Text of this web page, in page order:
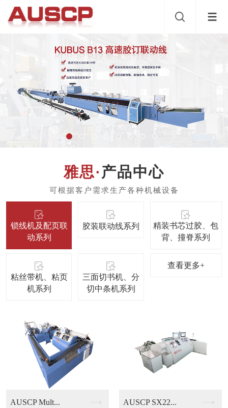
产品中心
锁线机及配页联
动系列
胶装联动线系列
精装书芯过胶、包
背、撞脊系列
粘丝带机、粘页
机系列
三面切书机、分
切中条机系列
查看更多+
AUSCP SX22... KUBUS B13/...